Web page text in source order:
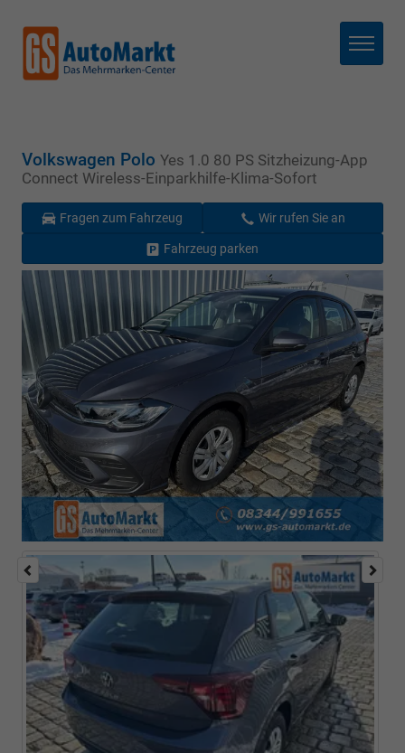
Menü
Volkswagen Polo Yes 1.0 80 PS Sitzheizung-App
Connect Wireless-Einparkhilfe-Klima-Sofort
Fragen zum Fahrzeug Wir rufen Sie an
Fahrzeug parken